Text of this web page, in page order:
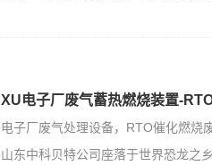
XU电子厂废气蓄热燃烧装置-
山东中科贝特公司座落于世界恐龙之乡的山东诸城，是一家集科技开发、生产